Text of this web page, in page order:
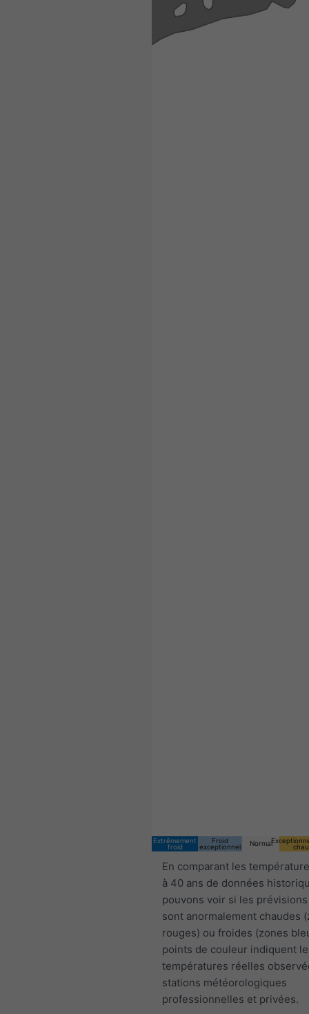
Extrêmement
froid
Froid
exceptionnel
Normal
En comparant les
à 40 ans de données
pouvons voir si les
sont anormalement chaudes
rouges) ou froides (zones
points de couleur indiquent
températures réelles
stations météorologiques
professionnelles et privées.